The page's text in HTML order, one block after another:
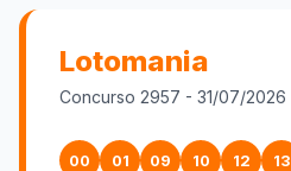
Lotomania
Concurso 2957 - 31/07/2026
00 01 09 10 12 13